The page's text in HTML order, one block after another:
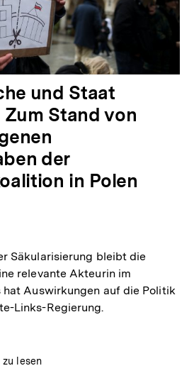
und Staat
Stand von
der
in Polen
Säkularisierung bleibt die
relevante Akteurin im
hat Auswirkungen auf die Politik
Links-Regierung.
lesen